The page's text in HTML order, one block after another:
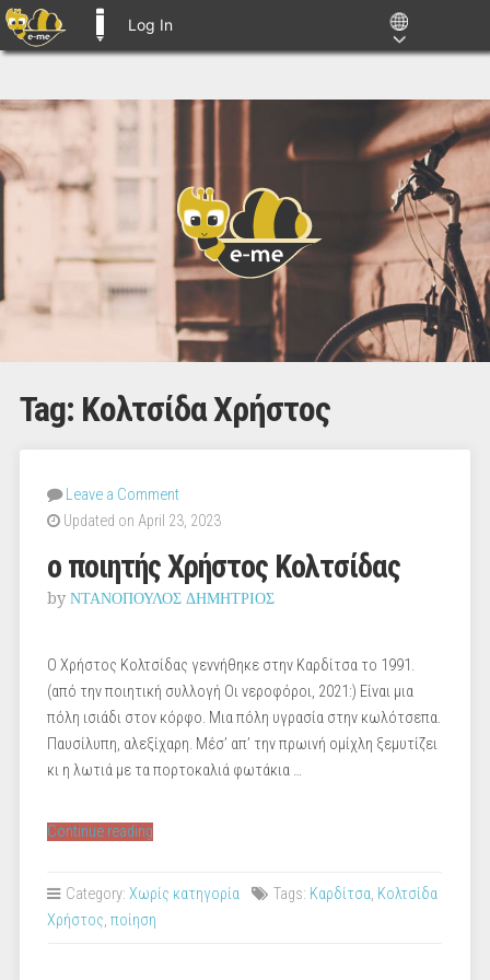
Log In
Tag: Κολτσίδα Χρήστος
Leave a Comment
Updated on April 23, 2023
ο ποιητής Χρήστος Κολτσίδας
by ΝΤΑΝΟΠΟΥΛΟΣ ΔΗΜΗΤΡΙΟΣ
Ο Χρήστος Κολτσίδας γεννήθηκε στην Καρδίτσα το 1991.
(από την ποιητική συλλογή Οι νεροφόροι, 2021:) Είναι μια
πόλη ισιάδι στον κόρφο. Μια πόλη υγρασία στην κωλότσεπα.
Παυσίλυπη, αλεξίχαρη. Μέσ’ απ’ την πρωινή ομίχλη ξεμυτίζει
κι η λωτιά με τα πορτοκαλιά φωτάκια …
Continue reading“ο
Χρήστος
Category: Χωρίς κατηγορία Tags: Καρδίτσα, Κολτσίδα
Χρήστος, ποίηση